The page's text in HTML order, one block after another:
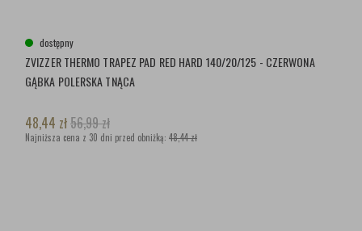
dostępny
ZVIZZER THERMO TRAPEZ PAD RED HARD 140/20/125 - CZERWONA
GĄBKA POLERSKA TNĄCA
48,44 zł56,99zł
Najniższa cena z 30 dni przed obniżką: 48,44 zł